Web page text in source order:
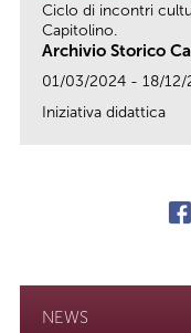
Ciclo di incontri
Capitolino.
Archivio Storico
01/03/2024 - 18/12/
Iniziativa didattica
NEWS